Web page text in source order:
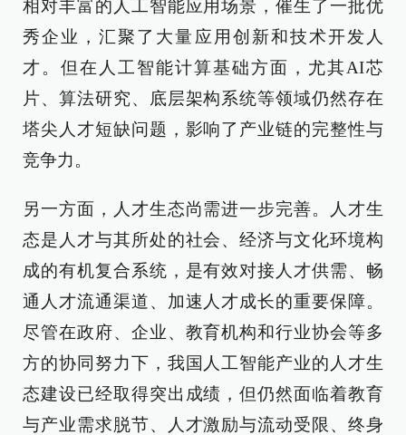
相对丰富的人工智能应用场景，催生了一批优
秀企业，汇聚了大量应用创新和技术开发人
才。但在人工智能计算基础方面，尤其AI芯
片、算法研究、底层架构系统等领域仍然存在
塔尖人才短缺问题，影响了产业链的完整性与
竞争力。
另一方面，人才生态尚需进一步完善。人才生
态是人才与其所处的社会、经济与文化环境构
成的有机复合系统，是有效对接人才供需、畅
通人才流通渠道、加速人才成长的重要保障。
尽管在政府、企业、教育机构和行业协会等多
方的协同努力下，我国人工智能产业的人才生
态建设已经取得突出成绩，但仍然面临着教育
与产业需求脱节、人才激励与流动受限、终身